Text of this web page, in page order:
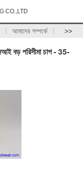
CO.,LTD
আমাদের সম্পর্কে >>
বড় পরিসীমা চাপ - 35-